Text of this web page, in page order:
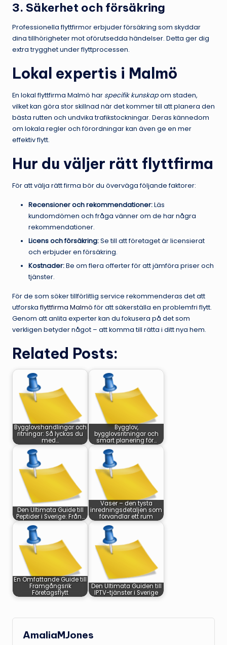
3. Säkerhet och försäkring
Professionella flyttfirmor erbjuder försäkring som skyddar
dina tillhörigheter mot oförutsedda händelser. Detta ger dig
extra trygghet under flyttprocessen.
Lokal expertis i Malmö
En lokal flyttfirma Malmö har specifik kunskapom staden,
vilket kan göra stor skillnad när det kommer till att planera den
bästa rutten och undvika trafikstockningar. Deras kännedom
om lokala regler och förordningar kan även ge en mer
effektiv flytt.
Hur du väljer rätt flyttfirma
För att välja rätt firma bör du överväga följande faktorer:
Recensioner och rekommendationer:Läs
kundomdömen och fråga vänner om de har några
rekommendationer.
Licens och försäkring:Se till att företaget är licensierat
och erbjuder en försäkring.
Kostnader:Be om flera offerter för att jämföra priser och
tjänster.
För de som söker tillförlitlig service rekommenderas det att
utforskaflyttfirma Malmöför att säkerställa en problemfri flytt.
Genom att anlita experter kan du fokusera på det som
verkligen betyder något – att komma till rätta i ditt nya hem.
Related Posts:
Bygglovshandlingar och
ritningar: Så lyckas du
med…
Bygglov,
bygglovsritningar och
smart planering för…
Den Ultimata Guide till
Peptider i Sverige: Från…
Vaser – den tysta
inredningsdetaljen som
förvandlar ett rum
En Omfattande Guide till
Framgångsrik
Företagsflytt
Den Ultimata Guiden till
IPTV-tjänster i Sverige
AmaliaMJones